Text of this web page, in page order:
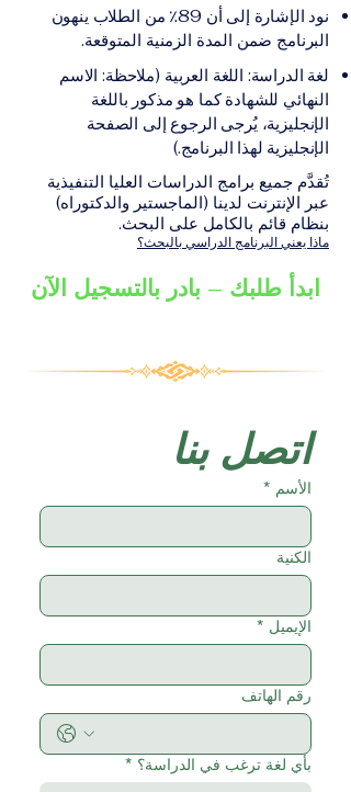
الإلكترونيقد يُطلب تقديم
مستندات إضافية حسب
البرنامج والمؤسسة التعليمية
الأكاديمية المناسبة للبرنامج،
والتي تصدر عن المؤسسة
التعليمية المسؤولة عن تقديم
البرنامج ضمن شبكة VBNN
Smart Education Group.
نود الإشارة إلى أن 89٪ من الطلاب ينهون
البرنامج ضمن المدة الزمنية المتوقعة.
لغة الدراسة: اللغة العربية (ملاحظة: الاسم
النهائي للشهادة كما هو مذكور باللغة
الإنجليزية، يُرجى الرجوع إلى الصفحة
الإنجليزية لهذا البرنامج.)
تُقدَّم جميع برامج الدراسات العليا التنفيذية
عبر الإنترنت لدينا (الماجستير والدكتوراه)
بنظام قائم بالكامل على البحث.
ماذا يعني البرنامج الدراسي بالبحث؟
ابدأ طلبك – بادر بالتسجيل الآن
اتصل بنا
الأسم *
الكنية
الإيميل *
رقم الهاتف
بأي لغة ترغب في الدراسة؟ *